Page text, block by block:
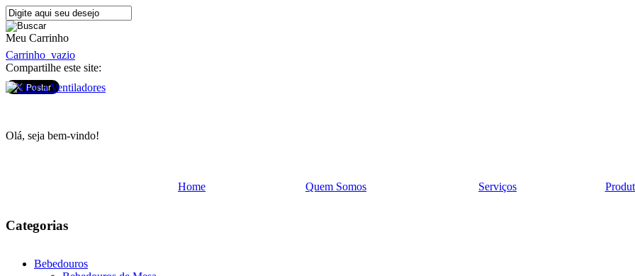
Meu Carrinho
Carrinho vazio
Compartilhe este site:
Olá, seja bem-vindo!
Home Quem Somos Serviços
Categorias
Bebedouros